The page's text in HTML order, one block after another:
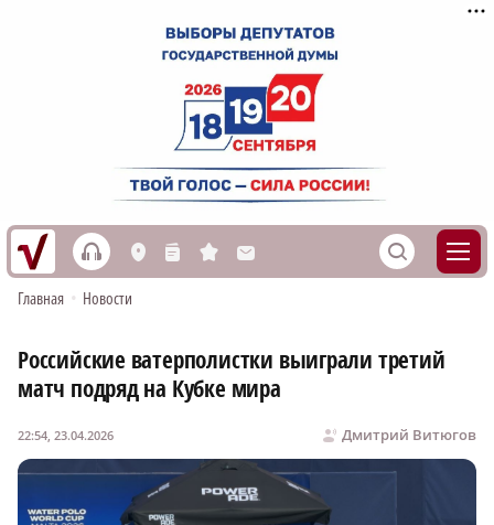
h L n s M S
Главная • Новости
Российские ватерполистки выиграли третий
матч подряд на Кубке мира
Дмитрий Витюгов
22:54, 23.04.2026